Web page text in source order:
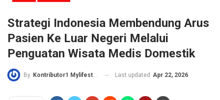
Strategi Indonesia Membendung Arus
Pasien Ke Luar Negeri Melalui
Penguatan Wisata Medis Domestik
By Kontributor1 Mylifestyle Last updated Apr 22, 2026